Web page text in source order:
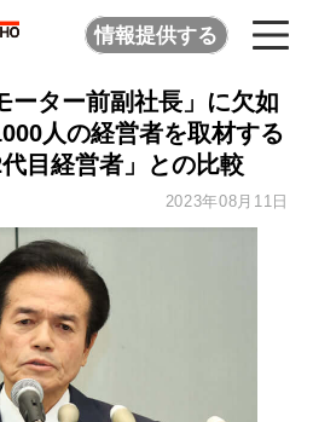
情報提供する
ーター前副社長」に欠如
人の経営者を取材する
目経営者」との比較
2023年08月11日